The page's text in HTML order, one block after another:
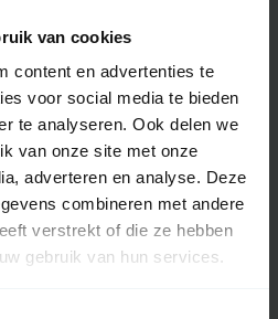
van cookies
content en advertenties te
voor social media te bieden
te analyseren. Ook delen we
van onze site met onze
adverteren en analyse. Deze
combineren met andere
verstrekt of die ze hebben
gebruik van hun services.
5035
7432257968940
DD-2291
originele afstandsbediening
433 MHz